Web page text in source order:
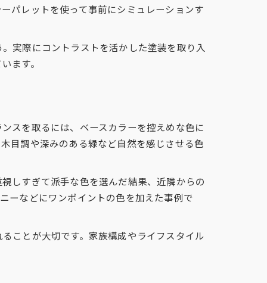
パレットを使って事前にシミュレーションす
実際にコントラストを活かした塗装を取り入
ます。
スを取るには、ベースカラーを控えめな色に
目調や深みのある緑など自然を感じさせる色
しすぎて派手な色を選んだ結果、近隣からの
ーなどにワンポイントの色を加えた事例で
ことが大切です。家族構成やライフスタイル